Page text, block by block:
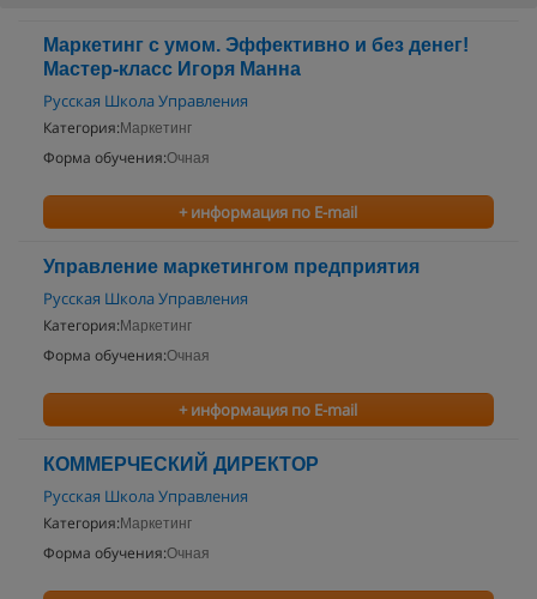
Маркетинг с умом. Эффективно и без денег!
Мастер-класс Игоря Манна
Русская Школа Управления
Категория: Маркетинг
Форма обучения:Очная
+ информация по E-mail
Управление маркетингом предприятия
Русская Школа Управления
Категория: Маркетинг
Форма обучения:Очная
+ информация по E-mail
КОММЕРЧЕСКИЙ ДИРЕКТОР
Русская Школа Управления
Категория: Маркетинг
Форма обучения:Очная